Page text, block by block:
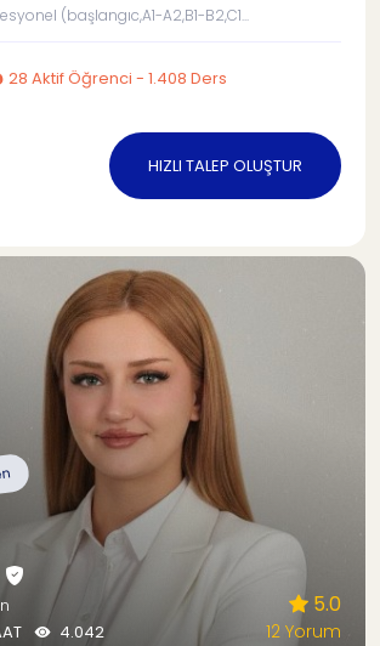
(başlangıc,A1-A2,B1-B2,C1...
28 Aktif Öğrenci - 1.408 Ders
HIZLI TALEP OLUŞTUR
4.042
5.0
12 Yorum